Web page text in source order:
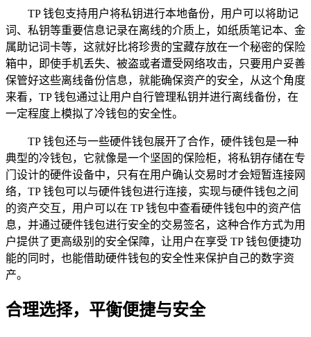
TP 钱包支持用户将私钥进行本地备份，用户可以将助记
词、私钥等重要信息记录在离线的介质上，如纸质笔记本、金
属助记词卡等，这就好比将珍贵的宝藏存放在一个秘密的保险
箱中，即使手机丢失、被盗或者遭受网络攻击，只要用户妥善
保管好这些离线备份信息，就能确保资产的安全，从这个角度
来看，TP 钱包通过让用户自行管理私钥并进行离线备份，在
一定程度上模拟了冷钱包的安全性。
TP 钱包还与一些硬件钱包展开了合作，硬件钱包是一种
典型的冷钱包，它就像是一个坚固的保险柜，将私钥存储在专
门设计的硬件设备中，只有在用户确认交易时才会短暂连接网
络，TP 钱包可以与硬件钱包进行连接，实现与硬件钱包之间
的资产交互，用户可以在 TP 钱包中查看硬件钱包中的资产信
息，并通过硬件钱包进行安全的交易签名，这种合作方式为用
户提供了更高级别的安全保障，让用户在享受 TP 钱包便捷功
能的同时，也能借助硬件钱包的安全性来保护自己的数字资
产。
合理选择，平衡便捷与安全